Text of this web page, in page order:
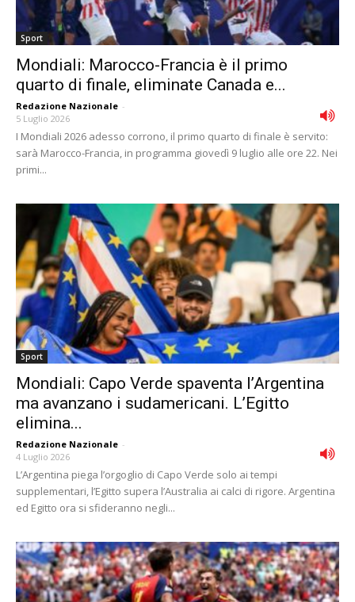
Sport
Mondiali: Marocco-Francia è il primo
quarto di finale, eliminate Canada e...
Redazione Nazionale -
5 Luglio 2026
I Mondiali 2026 adesso corrono, il primo quarto di finale è servito:
sarà Marocco-Francia, in programma giovedì 9 luglio alle ore 22. Nei
primi...
Sport
Mondiali: Capo Verde spaventa l’Argentina
ma avanzano i sudamericani. L’Egitto
elimina...
Redazione Nazionale -
4 Luglio 2026
L’Argentina piega l’orgoglio di Capo Verde solo ai tempi
supplementari, l’Egitto supera l’Australia ai calci di rigore. Argentina
ed Egitto ora si sfideranno negli...